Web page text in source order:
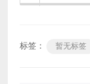
标签： 暂无标签